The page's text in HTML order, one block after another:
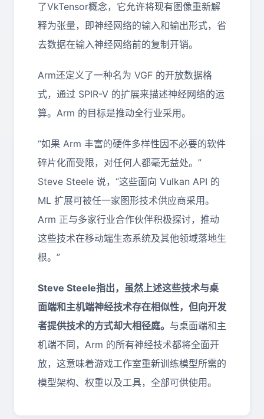
了VkTensor概念，它允许将现有图像重新解
释为张量，即神经网络的输入和输出形式，省
去数据在输入神经网络前的复制开销。
Arm还定义了一种名为 VGF 的开放数据格
式，通过 SPIR-V 的扩展来描述神经网络的运
算。Arm 的目标是推动全行业采用。
“如果 Arm 丰富的硬件多样性因不必要的软件
碎片化而受限，对任何人都毫无益处。”
Steve Steele 说，“这些面向 Vulkan API 的
ML 扩展可被任一家图形技术供应商采用。
Arm 正与多家行业合作伙伴积极探讨，推动
这些技术在移动端生态系统及其他领域落地生
根。”
Steve Steele指出，虽然上述这些技术与桌
面端和主机端神经技术存在相似性，但向开发
者提供技术的方式却大相径庭。 与桌面端和主
机端不同，Arm 的所有神经技术都将全面开
放，这意味着游戏工作室重新训练模型所需的
模型架构、权重以及工具，全部可供使用。